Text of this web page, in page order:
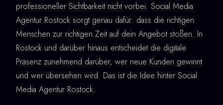
professioneller Sichtbarkeit nicht vorbei. Social Media
Agentur Rostock sorgt genau dafür: dass die richtigen
Menschen zur richtigen Zeit auf dein Angebot stoßen. In
Rostock und darüber hinaus entscheidet die digitale
Präsenz zunehmend darüber, wer neue Kunden gewinnt
und wer übersehen wird. Das ist die Idee hinter Social
Media Agentur Rostock.